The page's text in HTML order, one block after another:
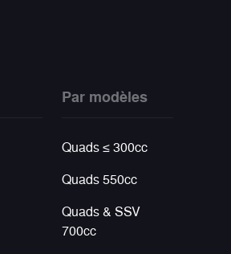
Par modèles
Quads ≤ 300cc
Quads 550cc
Quads & SSV
700cc